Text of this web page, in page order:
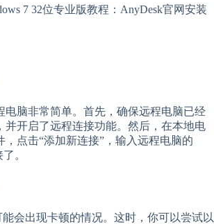
电脑非常简单。首先，确保远程电脑已经
并开启了远程连接功能。然后，在本地电
，点击“添加新连接”，输入远程电脑的
。
会出现卡顿的情况。这时，你可以尝试以